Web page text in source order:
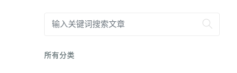
所有分类